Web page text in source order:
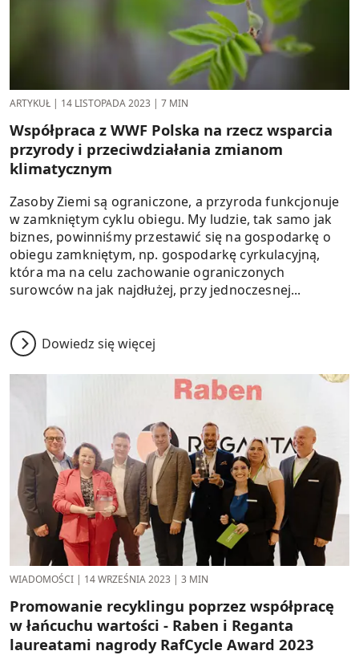
ARTYKUŁ | 14 LISTOPADA 2023 | 7 MIN
Współpraca z WWF Polska na rzecz wsparcia
przyrody i przeciwdziałania zmianom
klimatycznym
Zasoby Ziemi są ograniczone, a przyroda funkcjonuje
w zamkniętym cyklu obiegu. My ludzie, tak samo jak
biznes, powinniśmy przestawić się na gospodarkę o
obiegu zamkniętym, np. gospodarkę cyrkulacyjną,
która ma na celu zachowanie ograniczonych
surowców na jak najdłużej, przy jednoczesnej...
Dowiedz się więcej
WIADOMOŚCI | 14 WRZEŚNIA 2023 | 3 MIN
Promowanie recyklingu poprzez współpracę
w łańcuchu wartości - Raben i Reganta
laureatami nagrody RafCycle Award 2023